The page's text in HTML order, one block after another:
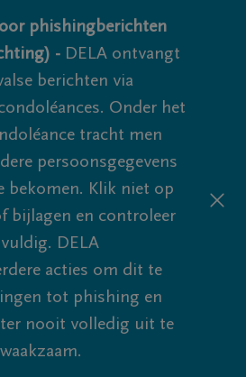
phishingberichten
- DELA ontvangt
berichten via
Onder het
tracht men
persoonsgegevens
bekomen. Klik niet op
bijlagen en controleer
DELA
acties om dit te
tot phishing en
nooit volledig uit te